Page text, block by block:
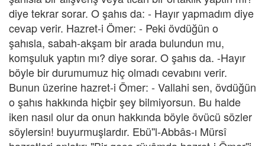
diye tekrar sorar. O şahıs da: - Hayır yapmadım diye
cevap verir. Hazret-i Ömer: - Peki övdüğün o
şahısla, sabah-akşam bir arada bulundun mu,
komşuluk yaptın mı? diye sorar. O şahıs da. -Hayır
böyle bir durumumuz hiç olmadı cevabını verir.
Bunun üzerine hazret-i Ömer: - Vallahi sen, övdüğün
o şahıs hakkında hiçbir şey bilmiyorsun. Bu halde
iken nasıl olur da onun hakkında böyle övücü sözler
söylersin! buyurmuşlardır. Ebü''l-Abbâs-ı Mürsî